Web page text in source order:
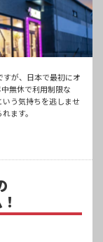
が、日本で最初にオ
無休で利用制限な
う気持ちを逃しませ
ます。